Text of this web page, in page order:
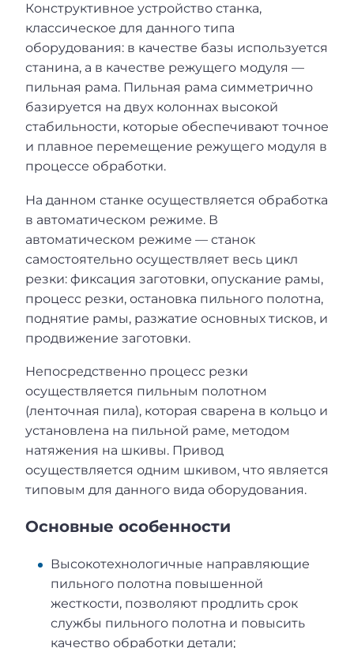
Конструктивное устройство станка,
классическое для данного типа
оборудования: в качестве базы используется
станина, а в качестве режущего модуля —
пильная рама. Пильная рама симметрично
базируется на двух колоннах высокой
стабильности, которые обеспечивают точное
и плавное перемещение режущего модуля в
процессе обработки.
На данном станке осуществляется обработка
в автоматическом режиме. В
автоматическом режиме — станок
самостоятельно осуществляет весь цикл
резки: фиксация заготовки, опускание рамы,
процесс резки, остановка пильного полотна,
поднятие рамы, разжатие основных тисков, и
продвижение заготовки.
Непосредственно процесс резки
осуществляется пильным полотном
(ленточная пила), которая сварена в кольцо и
установлена на пильной раме, методом
натяжения на шкивы. Привод
осуществляется одним шкивом, что является
типовым для данного вида оборудования.
Основные особенности
Высокотехнологичные направляющие
пильного полотна повышенной
жесткости, позволяют продлить срок
службы пильного полотна и повысить
качество обработки детали;